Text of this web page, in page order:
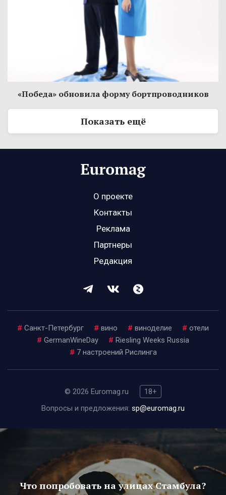
«Победа» обновила форму бортпроводников
Показать ещё
О проекте
Контакты
Реклама
Партнеры
Редакция
# Санкт-Петербург # вино # виноделие # отели
# GermanWineDay # Riesling Weeks Russia
# 7 настроений Рислинга
© 2026 Euromag.ru
18+
Вопросы и предложения: sp@euromag.ru
Что попробовать на улицах Стамбула?